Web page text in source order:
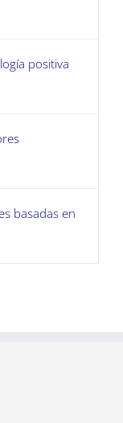
positiva
basadas en